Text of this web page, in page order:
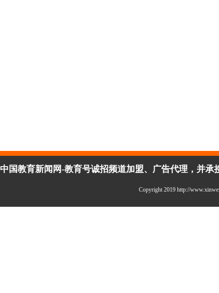
中国教育新闻网-教育号诚招频道加盟、广告代理，并
Copyright 2019 http://